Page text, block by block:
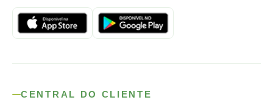
CENTRAL DO CLIENTE